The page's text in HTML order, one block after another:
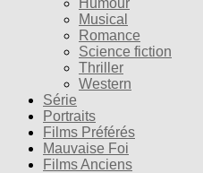
Humour
Musical
Romance
Science fiction
Thriller
Western
Série
Portraits
Films Préférés
Mauvaise Foi
Films Anciens